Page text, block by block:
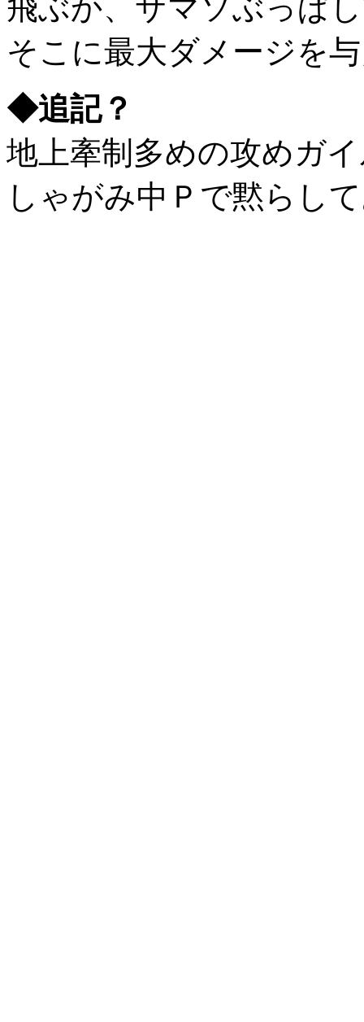
飛ぶか、サマソぶっぱ
そこに最大ダメージを
◆追記？
地上牽制多めの攻めガ
しゃがみ中Ｐで黙らし